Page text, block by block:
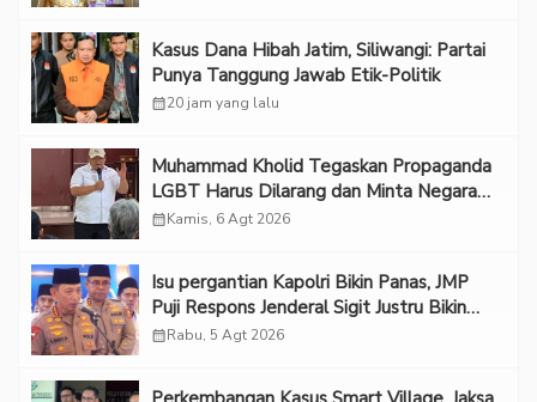
Kasus Dana Hibah Jatim, Siliwangi: Partai
Punya Tanggung Jawab Etik-Politik
calendar_month20 jam yang lalu
Muhammad Kholid Tegaskan Propaganda
LGBT Harus Dilarang dan Minta Negara
Melindungi Korban
calendar_monthKamis, 6 Agt 2026
Isu pergantian Kapolri Bikin Panas, JMP
Puji Respons Jenderal Sigit Justru Bikin
“Adem”
calendar_monthRabu, 5 Agt 2026